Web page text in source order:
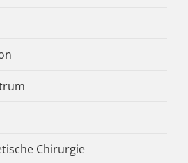
Chirurgie